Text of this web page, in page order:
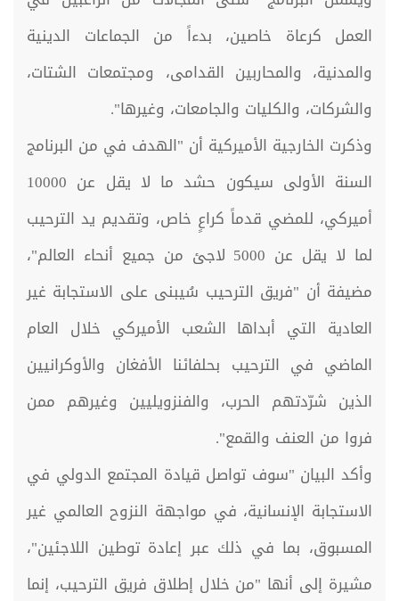
العمل كرعاة خاصين، بدءاً من الجماعات الدينية
والمدنية، والمحاربين القدامى، ومجتمعات الشتات،
والشركات، والكليات والجامعات، وغيرها".
وذكرت الخارجية الأميركية أن "الهدف في من البرنامج
السنة الأولى سيكون حشد ما لا يقل عن 10000
أميركي، للمضي قدماً كراعٍ خاص، وتقديم يد الترحيب
لما لا يقل عن 5000 لاجئ من جميع أنحاء العالم"،
مضيفة أن "فريق الترحيب سُيبنى على الاستجابة غير
العادية التي أبداها الشعب الأميركي خلال العام
الماضي في الترحيب بحلفائنا الأفغان والأوكرانيين
الذين شرّدتهم الحرب، والفنزويليين وغيرهم ممن
فروا من العنف والقمع".
وأكد البيان "سوف تواصل قيادة المجتمع الدولي في
الاستجابة الإنسانية، في مواجهة النزوح العالمي غير
المسبوق، بما في ذلك عبر إعادة توطين اللاجئين"،
مشيرة إلى أنها "من خلال إطلاق فريق الترحيب، إنما